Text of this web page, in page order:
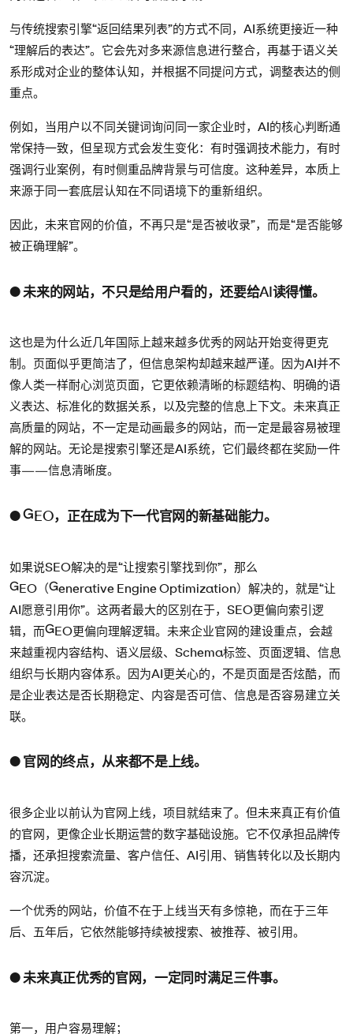
与传统搜索引擎“返回结果列表”的方式不同，AI系统更接近一种
“理解后的表达”。它会先对多来源信息进行整合，再基于语义关
系形成对企业的整体认知，并根据不同提问方式，调整表达的侧
重点。
例如，当用户以不同关键词询问同一家企业时，AI的核心判断通
常保持一致，但呈现方式会发生变化：有时强调技术能力，有时
强调行业案例，有时侧重品牌背景与可信度。这种差异，本质上
来源于同一套底层认知在不同语境下的重新组织。
因此，未来官网的价值，不再只是“是否被收录”，而是“是否能够
被正确理解”。
● 未来的网站，不只是给用户看的，还要给AI读得懂。
这也是为什么近几年国际上越来越多优秀的网站开始变得更克
制。页面似乎更简洁了，但信息架构却越来越严谨。因为AI并不
像人类一样耐心浏览页面，它更依赖清晰的标题结构、明确的语
义表达、标准化的数据关系，以及完整的信息上下文。未来真正
高质量的网站，不一定是动画最多的网站，而一定是最容易被理
解的网站。无论是搜索引擎还是AI系统，它们最终都在奖励一件
事——信息清晰度。
● GEO，正在成为下一代官网的新基础能力。
如果说SEO解决的是“让搜索引擎找到你”，那么
GEO（Generative Engine Optimization）解决的，就是“让
AI愿意引用你”。这两者最大的区别在于，SEO更偏向索引逻
辑，而GEO更偏向理解逻辑。未来企业官网的建设重点，会越
来越重视内容结构、语义层级、Schema标签、页面逻辑、信息
组织与长期内容体系。因为AI更关心的，不是页面是否炫酷，而
是企业表达是否长期稳定、内容是否可信、信息是否容易建立关
联。
● 官网的终点，从来都不是上线。
很多企业以前认为官网上线，项目就结束了。但未来真正有价值
的官网，更像企业长期运营的数字基础设施。它不仅承担品牌传
播，还承担搜索流量、客户信任、AI引用、销售转化以及长期内
容沉淀。
一个优秀的网站，价值不在于上线当天有多惊艳，而在于三年
后、五年后，它依然能够持续被搜索、被推荐、被引用。
● 未来真正优秀的官网，一定同时满足三件事。
第一，用户容易理解；